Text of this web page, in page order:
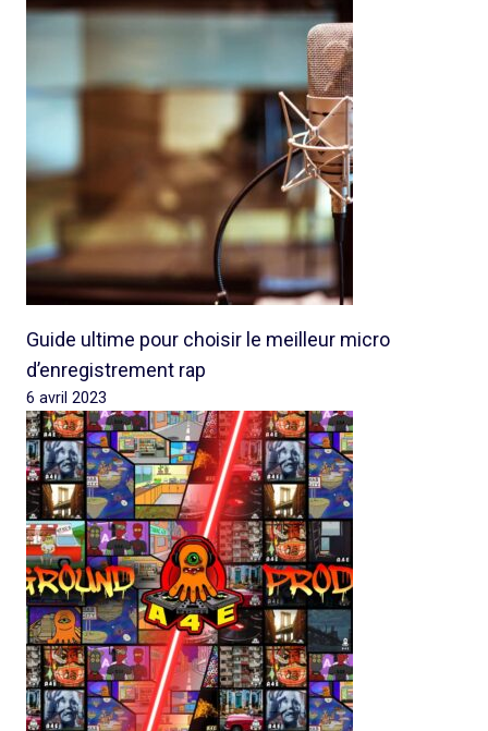
Guide ultime pour choisir le meilleur micro
d’enregistrement rap
6 avril 2023